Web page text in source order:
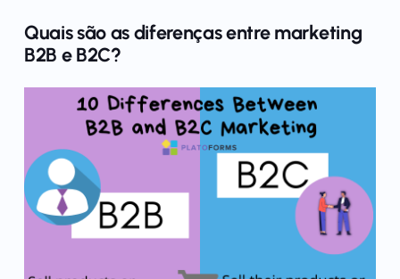
Quais são as diferenças entre marketing
B2B e B2C?